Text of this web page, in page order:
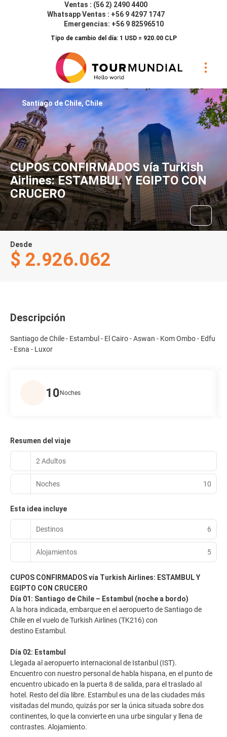
Ventas : (56 2) 2490 4400
Whatsapp Ventas : +56 9 4297 1747
Emergencias: +56 9 82596510
Tipo de cambio del día: 1 USD = 920.00 CLP
CUPOS CONFIRMADOS vía Turkish
Airlines: ESTAMBUL Y EGIPTO CON
CRUCERO
Santiago de Chile, Chile
Desde
$ 2.926.062
Descripción
Santiago de Chile - Estambul - El Cairo - Aswan - Kom Ombo - Edfu
- Esna - Luxor
10 Noches
Resumen del viaje
2 Adultos
Noches 10
Esta idea incluye
Destinos 6
Alojamientos 5
CUPOS CONFIRMADOS vía Turkish Airlines: ESTAMBUL Y
EGIPTO CON CRUCERO
Día 01: Santiago de Chile – Estambul (noche a bordo)
A la hora indicada, embarque en el aeropuerto de Santiago de
Chile en el vuelo de Turkish Airlines (TK216) con
destino Estambul.
Día 02: Estambul
Llegada al aeropuerto internacional de Istanbul (IST).
Encuentro con nuestro personal de habla hispana, en el punto de
encuentro ubicado en la puerta 8 de salida, para el traslado al
hotel. Resto del día libre. Estambul es una de las ciudades más
visitadas del mundo, quizás por ser la única situada sobre dos
continentes, lo que la convierte en una urbe singular y llena de
contrastes. Alojamiento.